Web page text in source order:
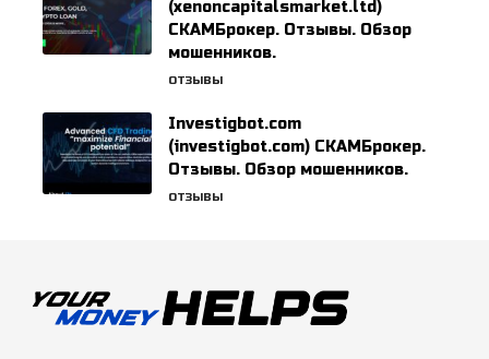
(xenoncapitalsmarket.ltd)
СКАМБрокер. Отзывы. Обзор
мошенников.
ОТЗЫВЫ
Investigbot.com
(investigbot.com) СКАМБрокер.
Отзывы. Обзор мошенников.
ОТЗЫВЫ